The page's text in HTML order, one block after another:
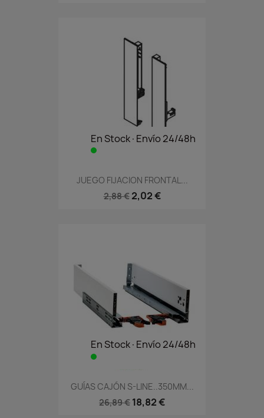
En Stock·Envío 24/48h
JUEGO FIJACION FRONTAL...
2,88 € 2,02 €
En Stock·Envío 24/48h
GUÍAS CAJÓN S-LINE..350MM...
26,89 € 18,82 €